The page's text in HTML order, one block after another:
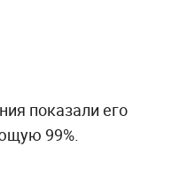
показали его
99%.